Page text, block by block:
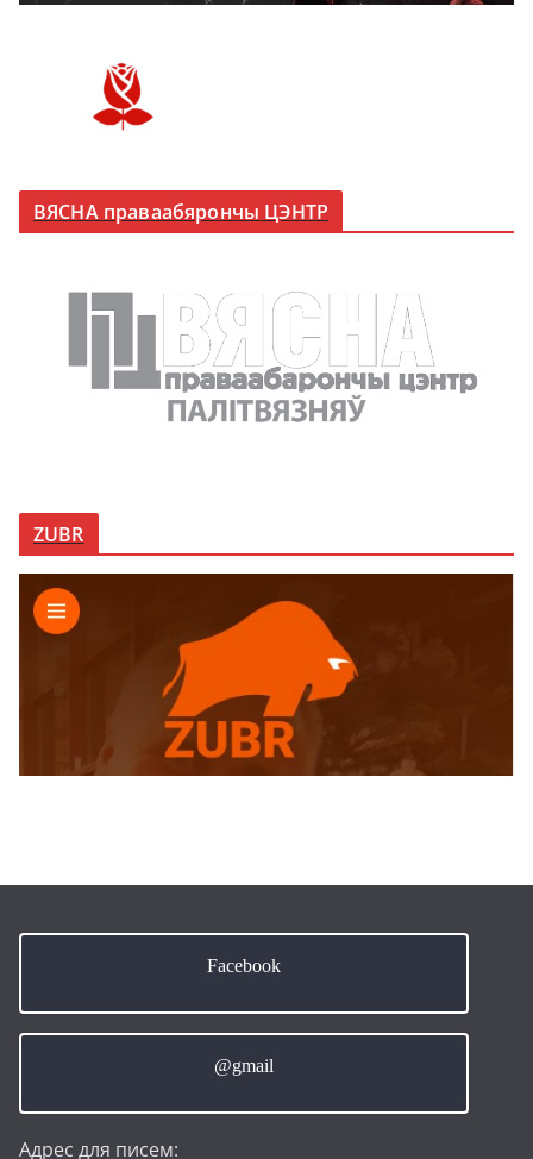
ВЯСНА праваабярончы ЦЭНТР
ZUBR
Facebook
@gmail
Адрес для писем: